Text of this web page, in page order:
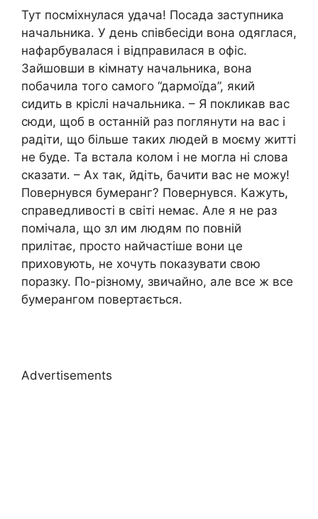
Тут посміхнулася удача! Посада заступника
начальника. У день співбесіди вона одяглася,
нафарбувалася і відправилася в офіс.
Зайшовши в кімнату начальника, вона
побачила того самого “дармоїда”, який
сидить в кріслі начальника. – Я покликав вас
сюди, щоб в останній раз поглянути на вас і
радіти, що більше таких людей в моєму житті
не буде. Та встала колом і не могла ні слова
сказати. – Ах так, йдіть, бачити вас не можу!
Повернувся бумеранг? Повернувся. Кажуть,
справедливості в світі немає. Але я не раз
помічала, що зл им людям по повній
прилітає, просто найчастіше вони це
приховують, не хочуть показувати свою
поразку. По-різному, звичайно, але все ж все
бумерангом повертається.
Advertisements